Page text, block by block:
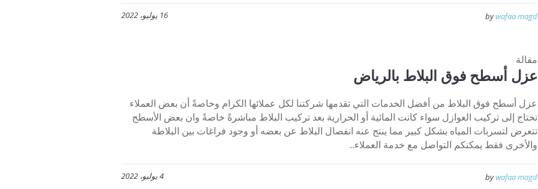
16 يوليو، 2022 bywafaa magd
مقالة
عزل أسطح فوق البلاط بالرياض
عزل أسطح فوق البلاط من أفضل الخدمات التي تقدمها شركتنا لكل عملائها الكرام وخاصةً أن بعض العملاء
تحتاج إلى تركيب العوازل سواء كانت المائية أو الحرارية بعد تركيب البلاط مباشرةً خاصةً وان بعض الأسطح
تتعرض لتسربات المياه بشكل كبير مما ينتج عنه انفصال البلاط عن بعضه أو وجود فراغات بين البلاطة
والأخرى فقط يمكنكم التواصل مع خدمة العملاء...
4 يوليو، 2022 bywafaa magd